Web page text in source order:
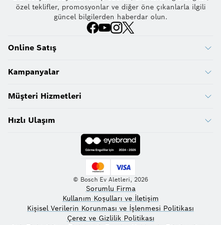
özel teklifler, promosyonlar ve diğer öne çıkanlarla ilgili
güncel bilgilerden haberdar olun.
Online Satış
Kampanyalar
Müşteri Hizmetleri
Hızlı Ulaşım
© Bosch Ev Aletleri, 2026
Sorumlu Firma
Kullanım Koşulları ve İletişim
Kişisel Verilerin Korunması ve İşlenmesi Politikası
Çerez ve Gizlilik Politikası